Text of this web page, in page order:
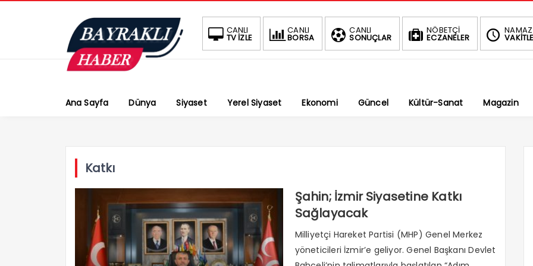
CANLI
TV İZLE
CANLI
BORSA
CANLI
SONUÇLAR
NÖBETÇİ
ECZANELER
NAMAZ
BIST
-0.03%
Ana Sayfa Dünya Siyaset Yerel Siyaset Ekonomi Güncel Kültür-Sanat Magazin
Katkı
Şahin; İzmir Siyasetine Katkı
Sağlayacak
Milliyetçi Hareket Partisi (MHP) Genel Merkez
yöneticileri İzmir’e geliyor. Genel Başkanı Devlet